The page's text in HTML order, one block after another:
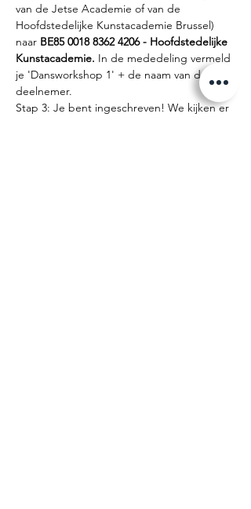
van de Jetse Academie of van de
Hoofdstedelijke Kunstacademie Brussel)
naar BE85 0018 8362 4206 - Hoofdstedelijke
Kunstacademie. In de mededeling vermeld
je 'Dansworkshop 1' + de naam van de
deelnemer.
Stap 3: Je bent ingeschreven! We kijken er